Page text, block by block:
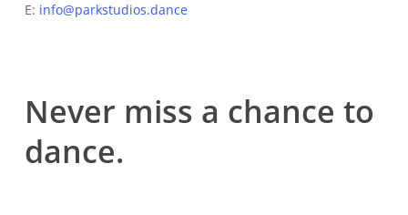
E: info@parkstudios.dance
Never miss a chance to
dance.